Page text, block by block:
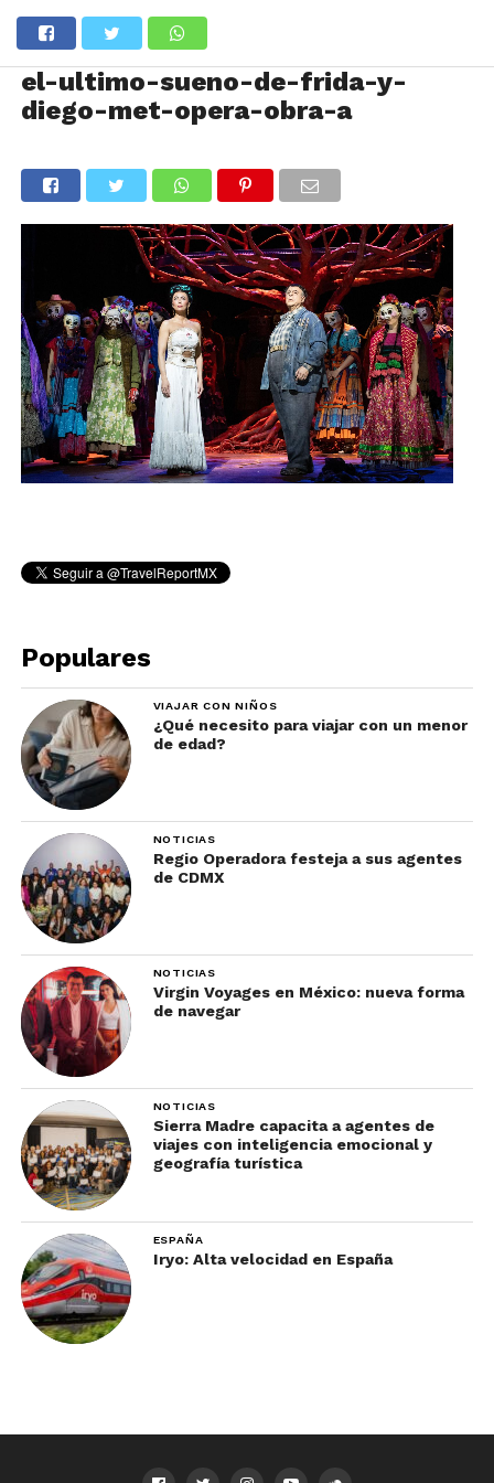
el-ultimo-sueno-de-frida-y-
diego-met-opera-obra-a
Populares
VIAJAR CON NIÑOS
¿Qué necesito para viajar con un menor
de edad?
NOTICIAS
Regio Operadora festeja a sus agentes
de CDMX
NOTICIAS
Virgin Voyages en México: nueva forma
de navegar
NOTICIAS
Sierra Madre capacita a agentes de
viajes con inteligencia emocional y
geografía turística
ESPAÑA
Iryo: Alta velocidad en España